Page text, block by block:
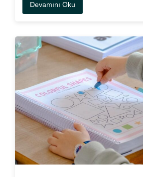
Devamını Oku